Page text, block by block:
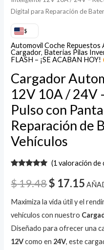
Digital para Reparación de
$
Automovil Coche Repuestos
Cargador, Baterias Pilas
FLASH – ¡SE ACABAN HOY!
Cargador
12V 10A / 24V
Pulso con
Reparación de
Vehículos
con 5.00de
5 en base
de un
(1 valoración de
$19.48$ 17.15
Maximiza la vida útil y el
vehículos con nuestro
Diseñado para ofrecer una
12Vcomo en 24V, este
Batería
de
Vehículos
cantidad